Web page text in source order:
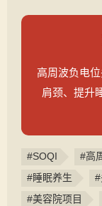
高周波负电
肩颈、提升
#SOQI #高
#睡眠养生
#美容院项目